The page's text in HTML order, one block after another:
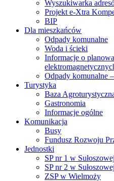
Wyszukiwarka
Projekt e-Xtra
BIP
Dla mieszkańców
Odpady komunalne
Woda i ścieki
Informacje o
Odpady komunalne
Turystyka
Baza
Gastronomia
Informacje ogólne
Komunikacja
Busy
Fundusz Rozwoju
Jednostki
SP nr 1 w Sułoszowej
SP nr 2 w Sułoszowej
ZSP w Wielmoży